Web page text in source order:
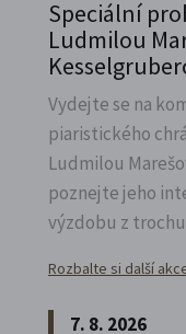
Speciální
Ludmilou
Vydejte se na
piaristického
Ludmilou
poznejte jeho
výzdobu z
Rozbalte si další
7. 8. 2026